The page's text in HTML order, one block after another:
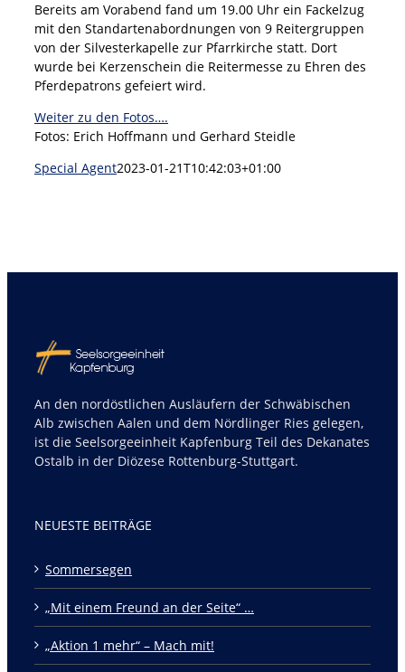
Bereits am Vorabend fand um 19.00 Uhr ein Fackelzug
mit den Standartenabordnungen von 9 Reitergruppen
von der Silvesterkapelle zur Pfarrkirche statt. Dort
wurde bei Kerzenschein die Reitermesse zu Ehren des
Pferdepatrons gefeiert wird.
Weiter zu den Fotos….
Fotos: Erich Hoffmann und Gerhard Steidle
Special Agent2023-01-21T10:42:03+01:00
An den nordöstlichen Ausläufern der Schwäbischen
Alb zwischen Aalen und dem Nördlinger Ries gelegen,
ist die Seelsorgeeinheit Kapfenburg Teil des Dekanates
Ostalb in der Diözese Rottenburg-Stuttgart.
NEUESTE BEITRÄGE
Sommersegen
„Mit einem Freund an der Seite“ …
„Aktion 1 mehr“ – Mach mit!